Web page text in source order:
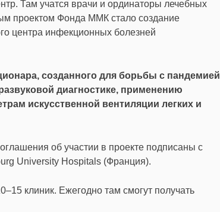
Там учатся врачи и ординаторы лечебных
проектом Фонда ММК стало создание
центра инфекционных болезней
созданного для борьбы с пандемией
диагностике, применению
искусственной вентиляции легких и
об участии в проекте подписаны с
University Hospitals (Франция).
клиник. Ежегодно там смогут получать